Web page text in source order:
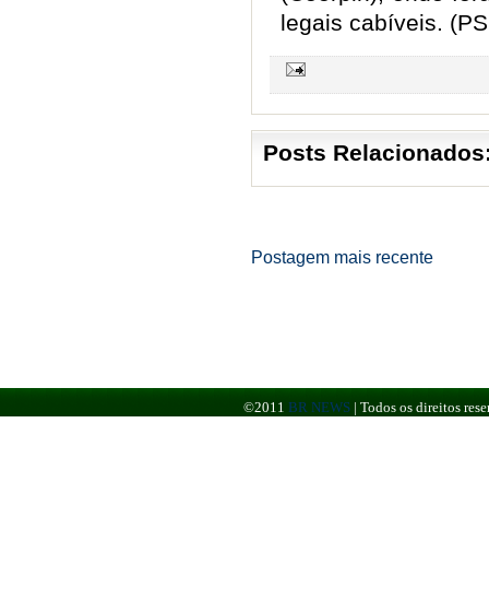
legais cabíveis.
Posts
Postagem mais recente
©2011 BR NEWS | Todos os direitos